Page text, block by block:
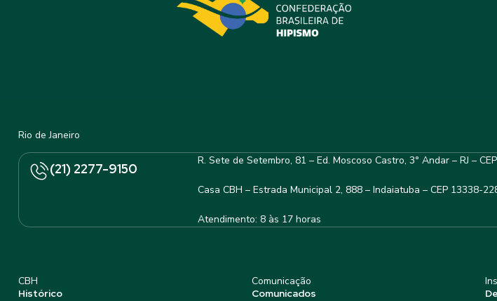
Rio de Janeiro
(21) 2277-9150
R. Sete de Setembro, 81 – Ed. Moscoso Castro, 3° Andar – RJ –
Casa CBH – Estrada Municipal 2, 888 – Indaiatuba – CEP 13338-
Atendimento: 8 às 17 horas
CBH
Histórico
Comunicação
Comunicados